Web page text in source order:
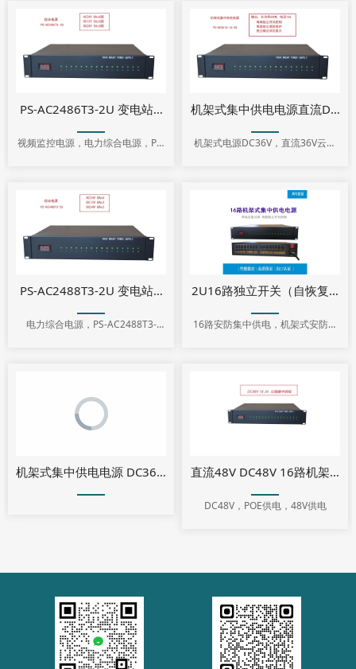
PS-AC2486T3-2U 变电站视频监控系统采购标准 电力综合电源
视频监控电源，电力综合电源，PS-
机架式电源DC36V，直流36V云台
PS-AC2488T3-2U 变电站视频监控系统采购标准 电力综合电源
电力综合电源，PS-AC2488T3-
2U16路独立开关（自恢复保
16路安防集中供电，机架式安防集
机架式集中供电电源 DC36V ,900W,PS-DC3625-16-2U
直流48V DC48V 16路机架式
DC48V，POE供电，48V供电